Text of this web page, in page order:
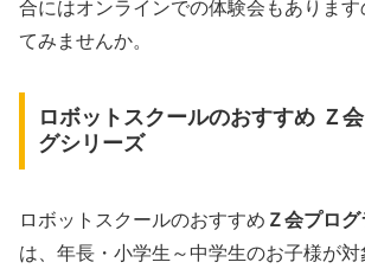
合にはオンラインでの体験会もありま
てみませんか。
ロボットスクールのおすすめ Ｚ
グシリーズ
ロボットスクールのおすすめ Ｚ会プロ
は、年長・小学生～中学生のお子様が